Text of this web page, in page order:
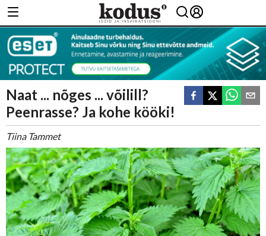
Naat ... nõges ... võilill?
Peenrasse? Ja kohe kööki!
Tiina Tammet